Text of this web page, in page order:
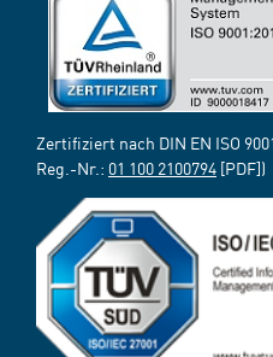
Zertifiziert nach DIN EN ISO
Reg.-Nr.: 01 100 2100794 [PDF])